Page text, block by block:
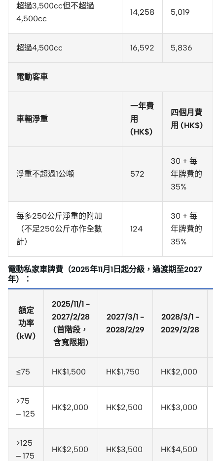
超過3,500cc但不超過
4,500cc
14,258 5,019
超過4,500cc 16,592 5,836
電動客車
車輛淨重
一年費
用
(HK$)
四個月費
用 (HK$)
淨重不超過1公噸 572
30 + 每
年牌費的
35%
每多250公斤淨重的附加
（不足250公斤亦作全數
計）
124
30 + 每
年牌費的
35%
電動私家車牌費（2025年11月1日起分級，過渡期至2027
年）：
額定
功率
(kW)
2025/11/1 -
2027/2/28
(首階段，
含寬限期)
2027/3/1 -
2028/2/29
2028/3/1 -
2029/2/28
≤75 HK$1,500 HK$1,750 HK$2,000
>75
– 125
HK$2,000 HK$2,500 HK$3,000
>125
– 175
HK$2,500 HK$3,500 HK$4,500